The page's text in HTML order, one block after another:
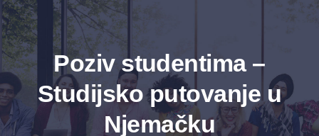
Početna
Fakultet
Upis
Poziv studentima –
Studijsko putovanje u
Njemačku